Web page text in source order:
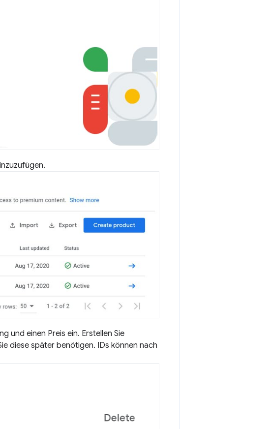
und einen Preis ein. Erstellen Sie
diese später benötigen. IDs können nach